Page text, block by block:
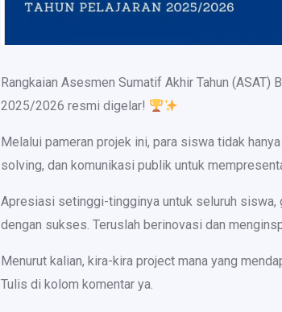
Rangkaian Asesmen Sumatif Akhir Tahun
2025/2026 resmi digelar!
Melalui pameran projek ini, para siswa tidak
solving, dan komunikasi publik untuk
Apresiasi setinggi-tingginya untuk seluruh siswa,
dengan sukses. Teruslah berinovasi dan
Menurut kalian, kira-kira project mana yang
Tulis di kolom komentar ya.